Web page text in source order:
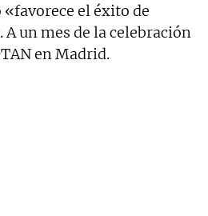
«favorece el éxito de
un mes de la celebración
en Madrid.